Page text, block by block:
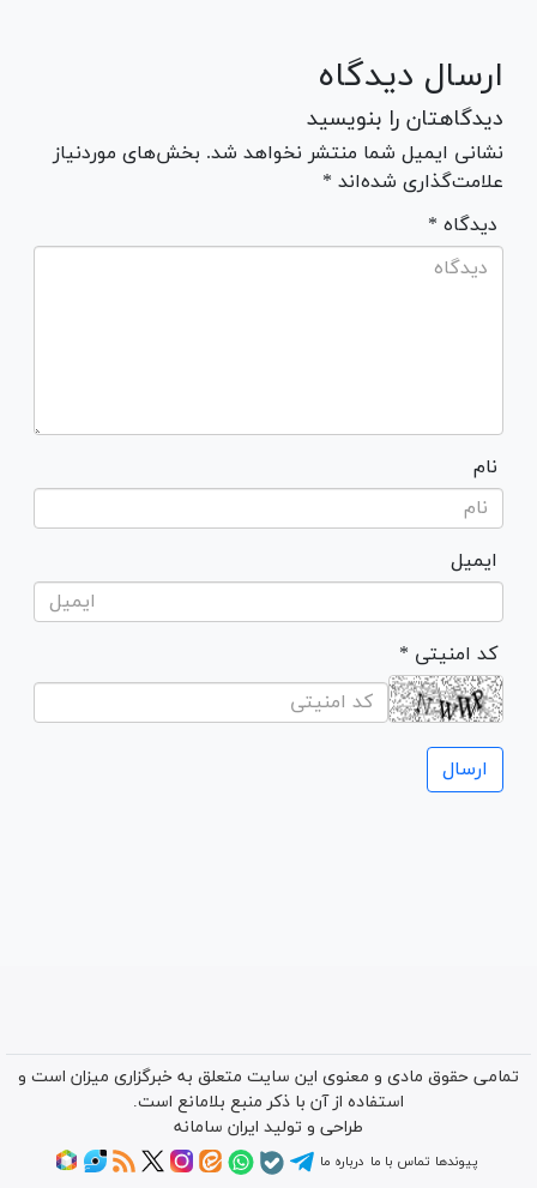
ارسال دیدگاه
دیدگاهتان را بنویسید
نشانی ایمیل شما منتشر نخواهد شد. بخش‌های موردنیاز
علامت‌گذاری شده‌اند *
* دیدگاه
نام
ایمیل
* کد امنیتی
تمامی حقوق مادی و معنوی این سایت متعلق به خبرگزاری میزان است و
استفاده از آن با ذکر منبع بلامانع است.
طراحی و تولید ایران سامانه
پیوندها تماس با ما درباره ما